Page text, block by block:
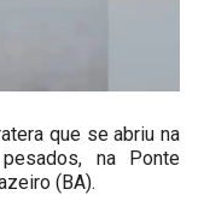
que se abriu na
na Ponte
(BA).